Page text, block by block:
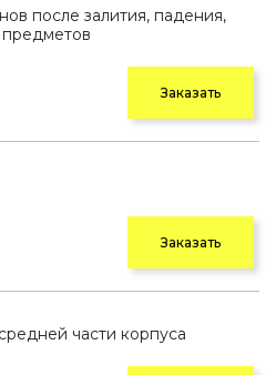
после залития, падения,
Заказать
Заказать
части корпуса